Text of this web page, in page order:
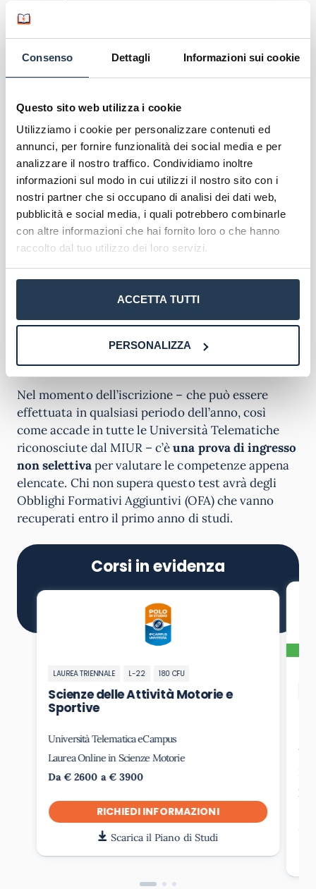
Consenso Dettagli Informazioni sui cookie
Questo sito web utilizza i cookie
Utilizziamo i cookie per personalizzare contenuti ed
annunci, per fornire funzionalità dei social media e per
analizzare il nostro traffico. Condividiamo inoltre
informazioni sul modo in cui utilizzi il nostro sito con i
nostri partner che si occupano di analisi dei dati web,
pubblicità e social media, i quali potrebbero combinarle
con altre informazioni che hai fornito loro o che hanno
raccolto dal tuo utilizzo dei loro servizi.
ACCETTA TUTTI
PERSONALIZZA
organizzazione e promozione delle attività del
tempo libero nelle varie fasce di età, educatore
motorio nell’attività finalizzata al mantenimento
della salute personale, consulente ed operatore di
pubblici e privati, preparatore fisico ed esperto
nella programmazione delle attività motorie di
allenamento e manager di strutture sportive più o
meno ampie e complesse.
Requisiti di ammissione
Tra i requisiti di ammissione a questo corso di
laurea troviamo ildiploma di scuola secondaria
superiore oppure un titolo equipollente
anatomia umana, nozioni elementari di chimica,
nozioni elementari di fisica e conoscenza base
della lingue inglese, nonché di italiano per gli
studenti stranieri non madrelingua.
Nel momento dell’iscrizione – che può essere
effettuata in qualsiasi periodo dell’anno, così
come accade in tutte le Università Telematiche
riconosciute dal MIUR – c’èuna prova di ingresso
non selettivaper valutare le competenze appena
elencate. Chi non supera questo test avrà degli
Obblighi Formativi Aggiuntivi (OFA) che vanno
recuperati entro il primo anno di studi.
Corsi in evidenza
LAUREA TRIENNALE L-22 180 CFU
Scienze delle Attività Motorie e
Sportive
Università Telematica eCampus
Laurea Online in Scienze Motorie
Da € 2600 a € 3900
RICHIEDI INFORMAZIONI
Scarica il Piano di Studi
Da